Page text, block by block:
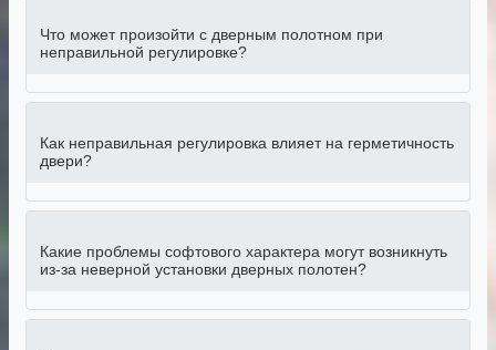
Что может произойти с дверным полотном при
неправильной регулировке?
Как неправильная регулировка влияет на герметичность
двери?
Какие проблемы софтового характера могут возникнуть
из-за неверной установки дверных полотен?